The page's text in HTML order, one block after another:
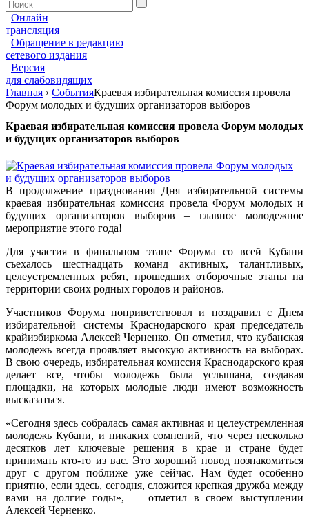
Онлайн
трансляция
Обращение в редакцию
сетевого издания
Версия
для слабовидящих
Главная › СобытияКраевая избирательная комиссия провела
Форум молодых и будущих организаторов выборов
Краевая избирательная комиссия провела Форум молодых
и будущих организаторов выборов
В продолжение празднования Дня избирательной системы
краевая избирательная комиссия провела Форум молодых и
будущих организаторов выборов – главное молодежное
мероприятие этого года!
Для участия в финальном этапе Форума со всей Кубани
съехалось шестнадцать команд активных, талантливых,
целеустремленных ребят, прошедших отборочные этапы на
территории своих родных городов и районов.
Участников Форума поприветствовал и поздравил с Днем
избирательной системы Краснодарского края председатель
крайизбиркома Алексей Черненко. Он отметил, что кубанская
молодежь всегда проявляет высокую активность на выборах.
В свою очередь, избирательная комиссия Краснодарского края
делает все, чтобы молодежь была услышана, создавая
площадки, на которых молодые люди имеют возможность
высказаться.
«Сегодня здесь собралась самая активная и целеустремленная
молодежь Кубани, и никаких сомнений, что через несколько
десятков лет ключевые решения в крае и стране будет
принимать кто-то из вас. Это хороший повод познакомиться
друг с другом поближе уже сейчас. Нам будет особенно
приятно, если здесь, сегодня, сложится крепкая дружба между
вами на долгие годы», — отметил в своем выступлении
Алексей Черненко.